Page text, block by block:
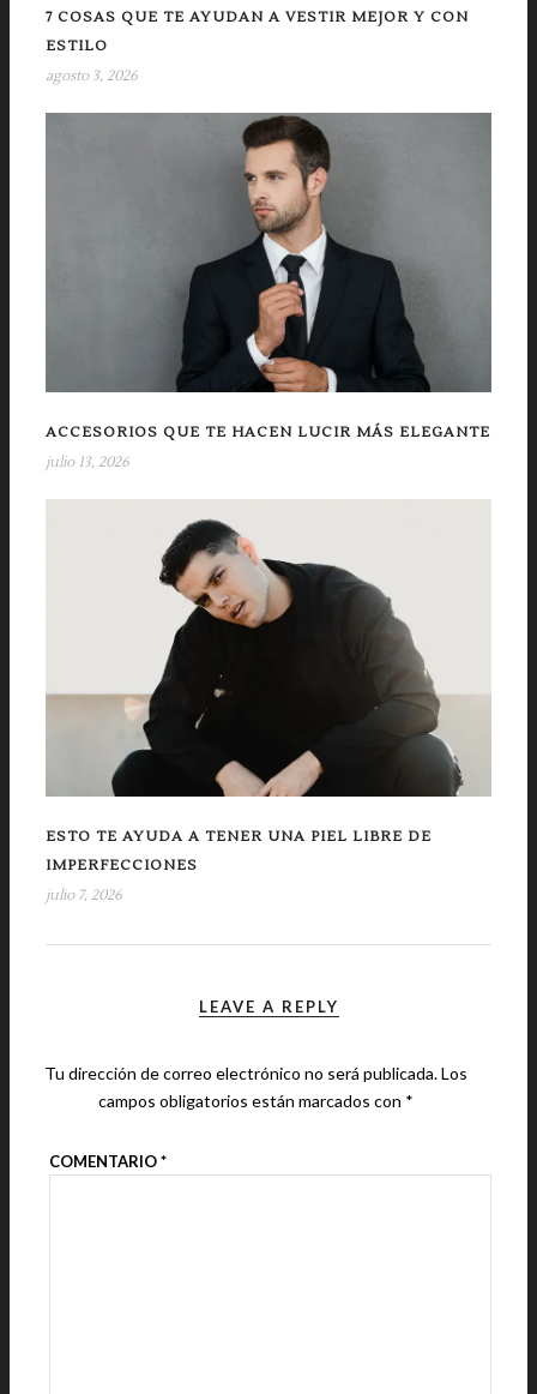
7 COSAS QUE TE AYUDAN A VESTIR MEJOR Y CON
ESTILO
agosto 3, 2026
ACCESORIOS QUE TE HACEN LUCIR MÁS ELEGANTE
julio 13, 2026
ESTO TE AYUDA A TENER UNA PIEL LIBRE DE
IMPERFECCIONES
julio 7, 2026
LEAVE A REPLY
Tu dirección de correo electrónico no será publicada.Los
campos obligatorios están marcados con *
COMENTARIO*